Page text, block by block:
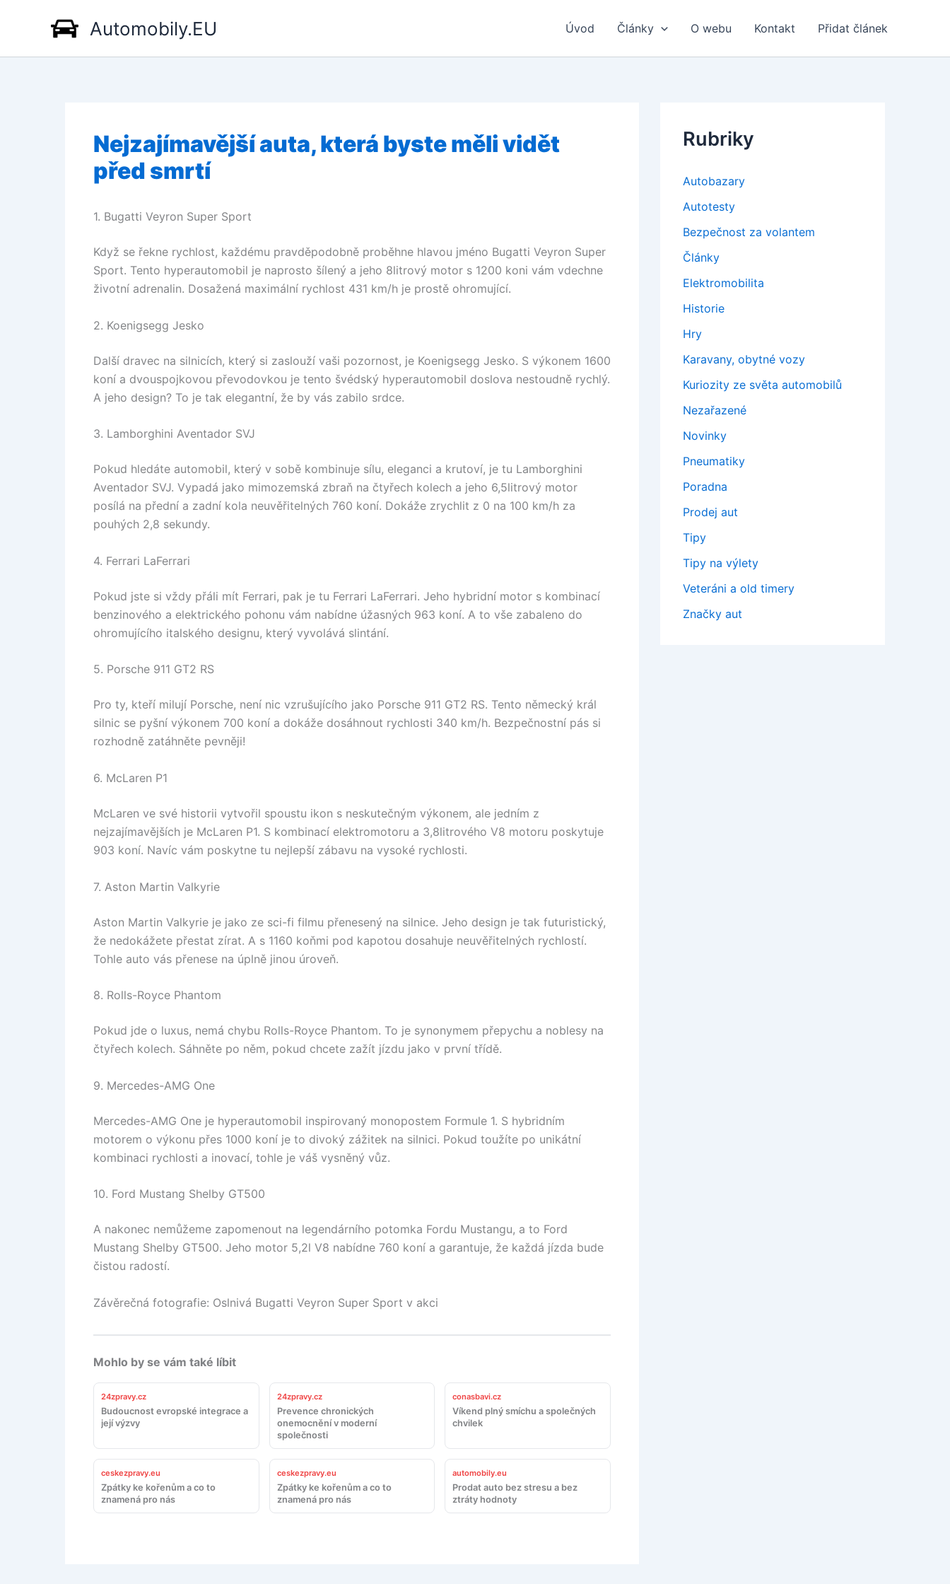
Automobily.EU Úvod Články O webu Kontakt Přidat článek
Nejzajímavější auta, která byste měli vidět
před smrtí
1. Bugatti Veyron Super Sport
Když se řekne rychlost, každému pravděpodobně proběhne hlavou jméno Bugatti Veyron Super
Sport. Tento hyperautomobil je naprosto šílený a jeho 8litrový motor s 1200 koni vám vdechne
životní adrenalin. Dosažená maximální rychlost 431 km/h je prostě ohromující.
2. Koenigsegg Jesko
Další dravec na silnicích, který si zaslouží vaši pozornost, je Koenigsegg Jesko. S výkonem 1600
koní a dvouspojkovou převodovkou je tento švédský hyperautomobil doslova nestoudně rychlý.
A jeho design? To je tak elegantní, že by vás zabilo srdce.
3. Lamborghini Aventador SVJ
Pokud hledáte automobil, který v sobě kombinuje sílu, eleganci a krutoví, je tu Lamborghini
Aventador SVJ. Vypadá jako mimozemská zbraň na čtyřech kolech a jeho 6,5litrový motor
posílá na přední a zadní kola neuvěřitelných 760 koní. Dokáže zrychlit z 0 na 100 km/h za
pouhých 2,8 sekundy.
4. Ferrari LaFerrari
Pokud jste si vždy přáli mít Ferrari, pak je tu Ferrari LaFerrari. Jeho hybridní motor s kombinací
benzinového a elektrického pohonu vám nabídne úžasných 963 koní. A to vše zabaleno do
ohromujícího italského designu, který vyvolává slintání.
5. Porsche 911 GT2 RS
Pro ty, kteří milují Porsche, není nic vzrušujícího jako Porsche 911 GT2 RS. Tento německý král
silnic se pyšní výkonem 700 koní a dokáže dosáhnout rychlosti 340 km/h. Bezpečnostní pás si
rozhodně zatáhněte pevněji!
6. McLaren P1
McLaren ve své historii vytvořil spoustu ikon s neskutečným výkonem, ale jedním z
nejzajímavějších je McLaren P1. S kombinací elektromotoru a 3,8litrového V8 motoru poskytuje
903 koní. Navíc vám poskytne tu nejlepší zábavu na vysoké rychlosti.
7. Aston Martin Valkyrie
Aston Martin Valkyrie je jako ze sci-fi filmu přenesený na silnice. Jeho design je tak futuristický,
že nedokážete přestat zírat. A s 1160 koňmi pod kapotou dosahuje neuvěřitelných rychlostí.
Tohle auto vás přenese na úplně jinou úroveň.
8. Rolls-Royce Phantom
Pokud jde o luxus, nemá chybu Rolls-Royce Phantom. To je synonymem přepychu a noblesy na
čtyřech kolech. Sáhněte po něm, pokud chcete zažít jízdu jako v první třídě.
9. Mercedes-AMG One
Mercedes-AMG One je hyperautomobil inspirovaný monopostem Formule 1. S hybridním
motorem o výkonu přes 1000 koní je to divoký zážitek na silnici. Pokud toužíte po unikátní
kombinaci rychlosti a inovací, tohle je váš vysněný vůz.
10. Ford Mustang Shelby GT500
A nakonec nemůžeme zapomenout na legendárního potomka Fordu Mustangu, a to Ford
Mustang Shelby GT500. Jeho motor 5,2l V8 nabídne 760 koní a garantuje, že každá jízda bude
čistou radostí.
Závěrečná fotografie: Oslnivá Bugatti Veyron Super Sport v akci
Mohlo by se vám také líbit
24zpravy.cz
Budoucnost evropské integrace a
její výzvy
24zpravy.cz
Prevence chronických
onemocnění v moderní
společnosti
conasbavi.cz
Víkend plný smíchu a společných
chvilek
ceskezpravy.eu
Zpátky ke kořenům a co to
znamená pro nás
ceskezpravy.eu
Zpátky ke kořenům a co to
znamená pro nás
automobily.eu
Prodat auto bez stresu a bez
ztráty hodnoty
Rubriky
Autobazary
Autotesty
Bezpečnost za volantem
Články
Elektromobilita
Historie
Hry
Karavany, obytné vozy
Kuriozity ze světa automobilů
Nezařazené
Novinky
Pneumatiky
Poradna
Prodej aut
Tipy
Tipy na výlety
Veteráni a old timery
Značky aut